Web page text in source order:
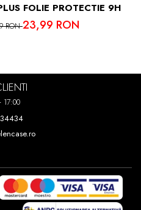
FOLIE PROTECTIE 9H
RON23,99 RON
17:00